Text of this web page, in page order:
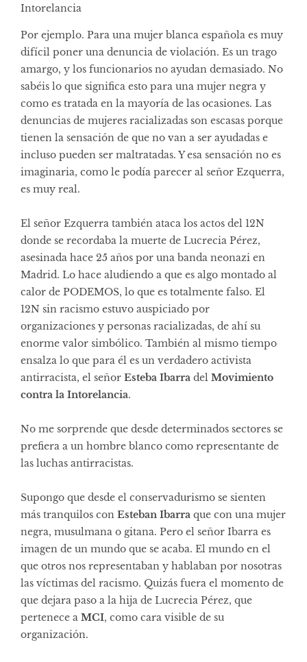
Intorelancia
Por ejemplo. Para una mujer blanca española es muy
difícil poner una denuncia de violación. Es un trago
amargo, y los funcionarios no ayudan demasiado. No
sabéis lo que significa esto para una mujer negra y
como es tratada en la mayoría de las ocasiones. Las
denuncias de mujeres racializadas son escasas porque
tienen la sensación de que no van a ser ayudadas e
incluso pueden ser maltratadas. Y esa sensación no es
imaginaria, como le podía parecer al señor Ezquerra,
es muy real.
El señor Ezquerra también ataca los actos del 12N
donde se recordaba la muerte de Lucrecia Pérez,
asesinada hace 25 años por una banda neonazi en
Madrid. Lo hace aludiendo a que es algo montado al
calor de PODEMOS, lo que es totalmente falso. El
12N sin racismo estuvo auspiciado por
organizaciones y personas racializadas, de ahí su
enorme valor simbólico. También al mismo tiempo
ensalza lo que para él es un verdadero activista
antirracista, el señor Esteba Ibarra del Movimiento
contra la Intorelancia.
No me sorprende que desde determinados sectores se
prefiera a un hombre blanco como representante de
las luchas antirracistas.
Supongo que desde el conservadurismo se sienten
más tranquilos con Esteban Ibarra que con una mujer
negra, musulmana o gitana. Pero el señor Ibarra es
imagen de un mundo que se acaba. El mundo en el
que otros nos representaban y hablaban por nosotras
las víctimas del racismo. Quizás fuera el momento de
que dejara paso a la hija de Lucrecia Pérez, que
pertenece a MCI, como cara visible de su
organización.